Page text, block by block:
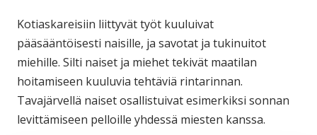
Kotiaskareisiin liittyvät työt kuuluivat
pääsääntöisesti naisille, ja savotat ja tukinuitot
miehille. Silti naiset ja miehet tekivät maatilan
hoitamiseen kuuluvia tehtäviä rintarinnan.
Tavajärvellä naiset osallistuivat esimerkiksi sonnan
levittämiseen pelloille yhdessä miesten kanssa.